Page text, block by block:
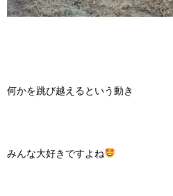
何かを跳び越えるという動き
みんな大好きですよね